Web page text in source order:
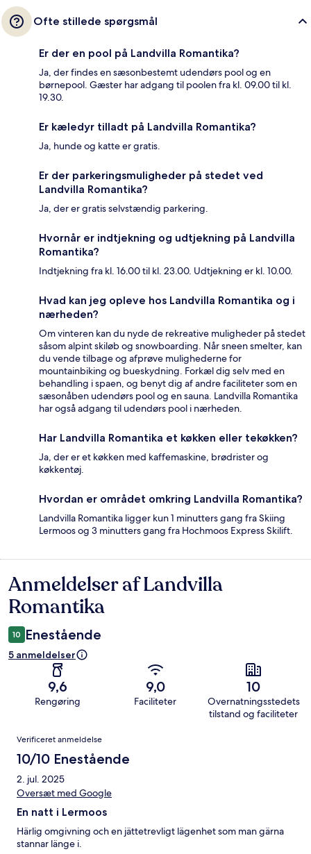
Ofte stillede spørgsmål
Er der en pool på Landvilla Romantika?
Ja, der findes en sæsonbestemt udendørs pool og en
børnepool. Gæster har adgang til poolen fra kl. 09.00 til kl.
19.30.
Er kæledyr tilladt på Landvilla Romantika?
Ja, hunde og katte er gratis.
Er der parkeringsmuligheder på stedet ved
Landvilla Romantika?
Ja, der er gratis selvstændig parkering.
Hvornår er indtjekning og udtjekning på Landvilla
Romantika?
Indtjekning fra kl. 16.00 til kl. 23.00. Udtjekning er kl. 10.00.
Hvad kan jeg opleve hos Landvilla Romantika og i
nærheden?
Om vinteren kan du nyde de rekreative muligheder på stedet
såsom alpint skiløb og snowboarding. Når sneen smelter, kan
du vende tilbage og afprøve mulighederne for
mountainbiking og bueskydning. Forkæl dig selv med en
behandling i spaen, og benyt dig af andre faciliteter som en
sæsonåben udendørs pool og en sauna. Landvilla Romantika
har også adgang til udendørs pool i nærheden.
Har Landvilla Romantika et køkken eller tekøkken?
Ja, der er et køkken med kaffemaskine, brødrister og
køkkentøj.
Hvordan er området omkring Landvilla Romantika?
Landvilla Romantika ligger kun 1 minutters gang fra Skiing
Lermoos og 3 minutters gang fra Hochmoos Express Skilift.
Anmeldelser
Anmeldelser af Landvilla
Romantika
10 Enestående
5 anmeldelser
9,6
Rengøring
9,0
Faciliteter
10
Overnatningsstedets
tilstand og faciliteter
Anmeldelser
Verificeret anmeldelse
10/10 Enestående
2. jul. 2025
Oversæt med Google
En natt i Lermoos
Härlig omgivning och en jättetrevligt lägenhet som man gärna
stannar länge i.